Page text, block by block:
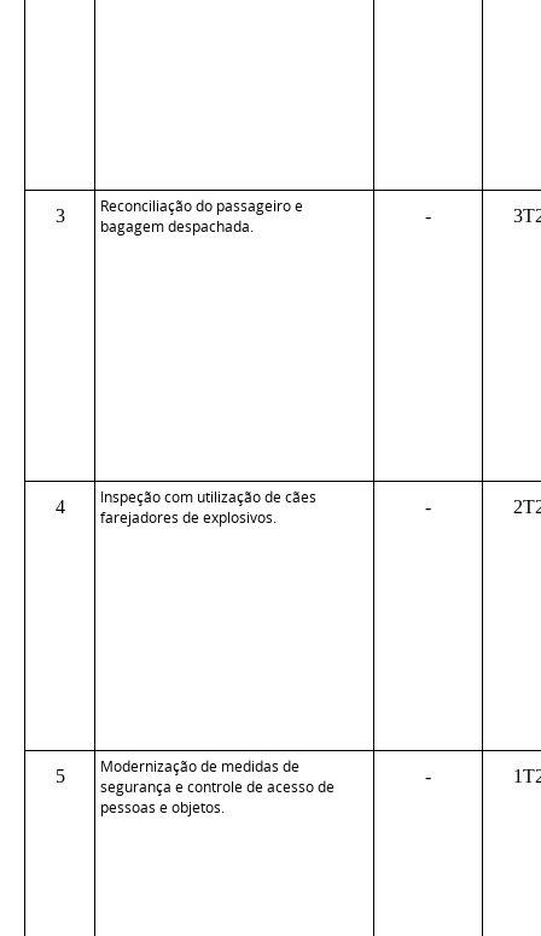
3
Reconciliação do passageiro e
bagagem despachada.
-
4
Inspeção com utilização de cães
farejadores de explosivos.
-
5
Modernização de medidas de
segurança e controle de acesso de
pessoas e objetos.
-